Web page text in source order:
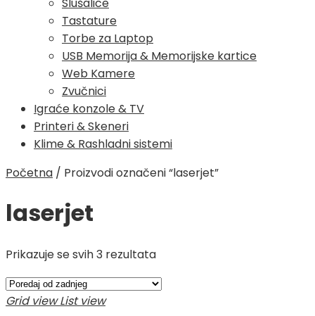
Tastature
Torbe za Laptop
USB Memorija & Memorijske kartice
Web Kamere
Zvučnici
Igraće konzole & TV
Printeri & Skeneri
Klime & Rashladni sistemi
Početna / Proizvodi označeni “laserjet”
laserjet
Prikazuje se svih 3 rezultataPoredano
najnovijem
Grid view List view